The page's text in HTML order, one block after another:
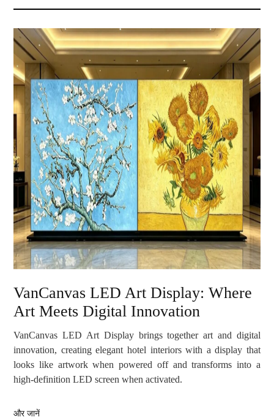
VanCanvas LED Art Display: Where
Art Meets Digital Innovation
VanCanvas LED Art Display brings together art and digital
innovation, creating elegant hotel interiors with a display that
looks like artwork when powered off and transforms into a
high-definition LED screen when activated.
और जानें